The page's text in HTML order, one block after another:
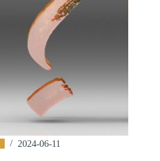
2024-06-11